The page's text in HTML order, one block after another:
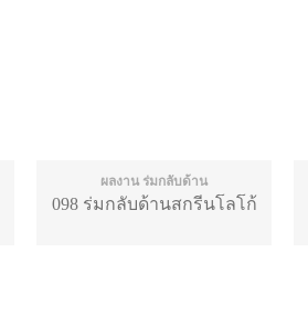
ผลงาน ร่มกลับด้าน
098 ร่มกลับด้านสกรีนโลโก้